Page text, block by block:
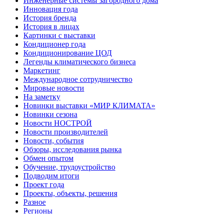
Инновация года
История бренда
История в лицах
Картинки с выставки
Кондиционер года
Кондиционирование ЦОД
Легенды климатического бизнеса
Маркетинг
Международное сотрудничество
Мировые новости
На заметку
Новинки выставки «МИР КЛИМАТА»
Новинки сезона
Новости НОСТРОЙ
Новости производителей
Новости, события
Обзоры, исследования рынка
Обмен опытом
Обучение, трудоустройство
Подводим итоги
Проект года
Проекты, объекты, решения
Разное
Регионы